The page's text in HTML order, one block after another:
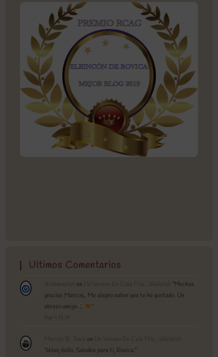
Ultimos Comentarios
Webmaster en Un Verano En Cala Fria…(Relato) : “Muchas
gracias Marcos,. Me alegro saber que te ha gustado. Un
abrazo amigo
”
Ago 7, 12:31
Marcos B. Tanis en Un Verano En Cala Fria…(Relato) :
“Wao, bello. Saludos para ti, Rovica.”